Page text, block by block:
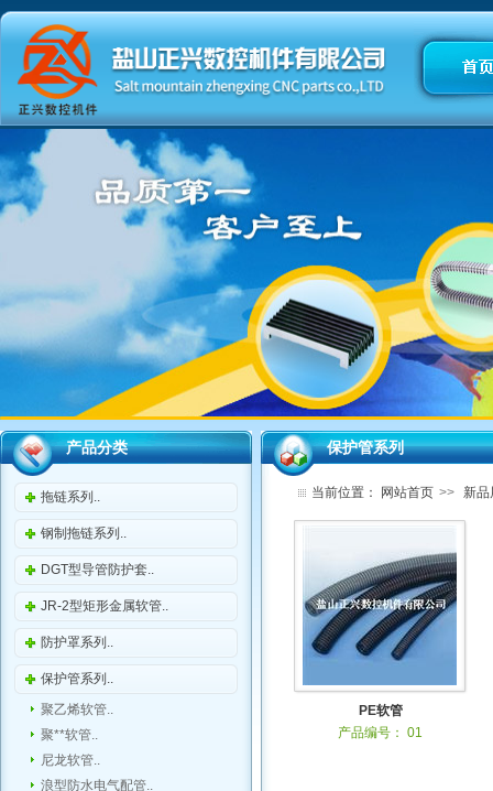
产品分类
拖链系列..
钢制拖链系列..
DGT型导管防护套..
JR-2型矩形金属软管..
防护罩系列..
保护管系列..
聚乙烯软管..
聚**软管..
尼龙软管..
浪型防水电气配管..
保护管系列
当前位置： 网站首页 >> 新
PE软管
产品编号： 01